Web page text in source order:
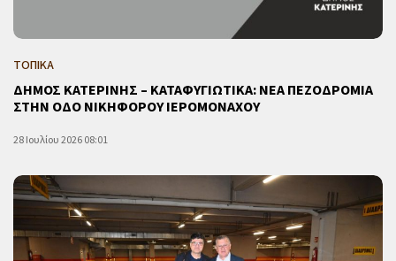
ΤΟΠΙΚΑ
ΔΗΜΟΣ ΚΑΤΕΡΙΝΗΣ – ΚΑΤΑΦΥΓΙΩΤΙΚΑ: ΝΕΑ ΠΕΖΟΔΡΟΜΙΑ
ΣΤΗΝ ΟΔΟ ΝΙΚΗΦΟΡΟΥ ΙΕΡΟΜΟΝΑΧΟΥ
28 Ιουλίου 2026 08:01